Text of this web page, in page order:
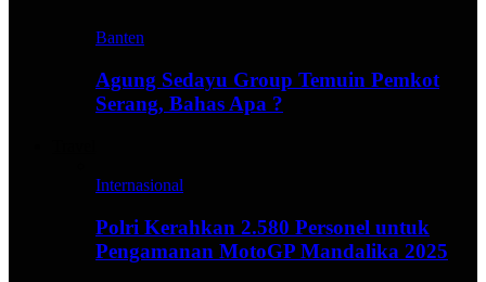
Banten
Agung Sedayu Group Temuin Pemkot
Serang, Bahas Apa ?
Internasional
Polri Kerahkan 2.580 Personel untuk
Pengamanan MotoGP Mandalika 2025